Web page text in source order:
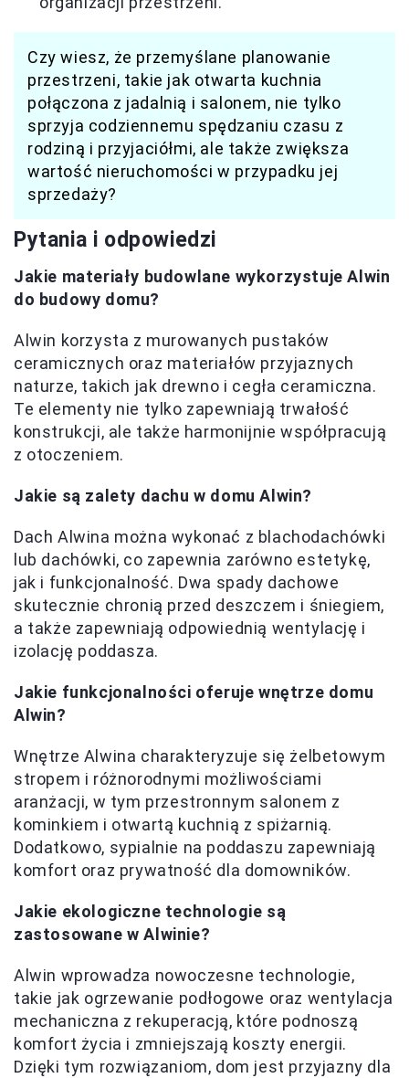
Czy wiesz, że przemyślane planowanie
przestrzeni, takie jak otwarta kuchnia
połączona z jadalnią i salonem, nie tylko
sprzyja codziennemu spędzaniu czasu z
rodziną i przyjaciółmi, ale także zwiększa
wartość nieruchomości w przypadku jej
sprzedaży?
Pytania i odpowiedzi
Jakie materiały budowlane wykorzystuje Alwin
do budowy domu?
Alwin korzysta z murowanych pustaków
ceramicznych oraz materiałów przyjaznych
naturze, takich jak drewno i cegła ceramiczna.
Te elementy nie tylko zapewniają trwałość
konstrukcji, ale także harmonijnie współpracują
z otoczeniem.
Jakie są zalety dachu w domu Alwin?
Dach Alwina można wykonać z blachodachówki
lub dachówki, co zapewnia zarówno estetykę,
jak i funkcjonalność. Dwa spady dachowe
skutecznie chronią przed deszczem i śniegiem,
a także zapewniają odpowiednią wentylację i
izolację poddasza.
Jakie funkcjonalności oferuje wnętrze domu
Alwin?
Wnętrze Alwina charakteryzuje się żelbetowym
stropem i różnorodnymi możliwościami
aranżacji, w tym przestronnym salonem z
kominkiem i otwartą kuchnią z spiżarnią.
Dodatkowo, sypialnie na poddaszu zapewniają
komfort oraz prywatność dla domowników.
Jakie ekologiczne technologie są
zastosowane w Alwinie?
Alwin wprowadza nowoczesne technologie,
takie jak ogrzewanie podłogowe oraz wentylacja
mechaniczna z rekuperacją, które podnoszą
komfort życia i zmniejszają koszty energii.
Dzięki tym rozwiązaniom, dom jest przyjazny dla